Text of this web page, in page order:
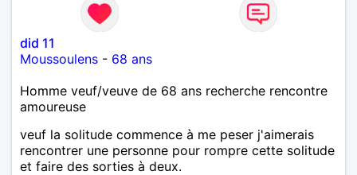
did 11
Moussoulens - 68 ans
Homme veuf/veuve de 68 ans recherche rencontre
amoureuse
veuf la solitude commence à me peser j'aimerais
rencontrer une personne pour rompre cette solitude
et faire des sorties à deux.